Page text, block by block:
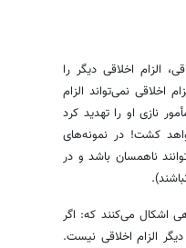
الزام اخلاقی دیگر را
اخلاقی نمی‌تواند الزام
نازی او را تهدید کرد
کشت! در نمونه‌های
ناهمسان باشد و در
اشکال می‌کنند که: اگر
الزام اخلاقی نیست.